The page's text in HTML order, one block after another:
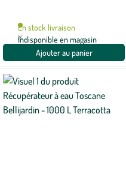
En stock livraison
Indisponible en magasin
Ajouter au panier